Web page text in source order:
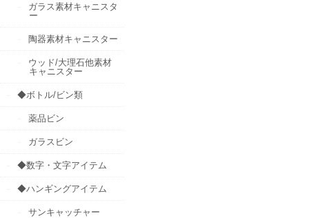
ガラス素材キャニスタ
ー
陶器素材キャニスター
ウッド/大理石他素材
キャニスター
◆ボトル/ビン類
薬品ビン
ガラスビン
◆数字・文字アイテム
◆ハンギングアイテム
サンキャッチャー